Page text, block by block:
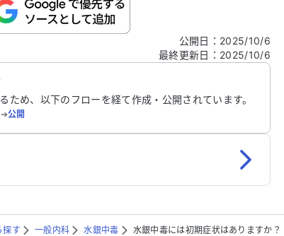
す。氏名やご自身の病気の詳細などの個人情報は入れないでくだ
公開日 ： 2025/10/6
最終更新日 ： 2025/10/6
ため、以下のフローを経て作成・公開されています。
➔公開
探す 一般内科 水銀中毒 水銀中毒には初期症状はありますか？